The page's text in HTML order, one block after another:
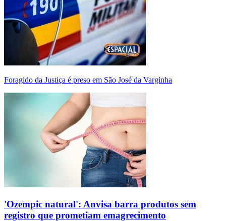
Foragido da Justiça é preso em São José da Varginha
'Ozempic natural': Anvisa barra produtos sem
registro que prometiam emagrecimento